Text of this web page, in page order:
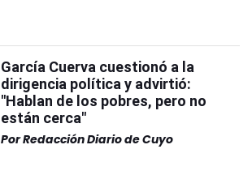
García Cuerva cuestionó a la
dirigencia política y advirtió:
"Hablan de los pobres, pero no
están cerca"
PorRedacción Diario de Cuyo